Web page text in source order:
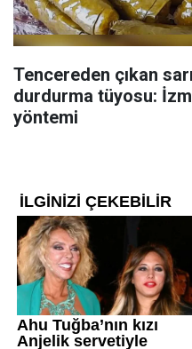
Tencereden çıkan
durdurma tüyosu:
yöntemi